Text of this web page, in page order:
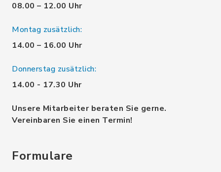
08.00 – 12.00 Uhr
Montag zusätzlich:
14.00 – 16.00 Uhr
Donnerstag zusätzlich:
14.00 - 17.30 Uhr
Unsere Mitarbeiter beraten Sie gerne.
Vereinbaren Sie einen Termin!
Formulare